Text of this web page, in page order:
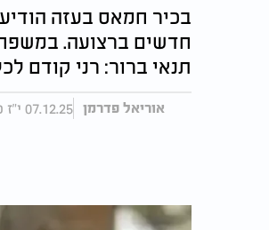
בכיר חמאס בעזה
חדשים ברצועה.
תנאי ברור: רני קודם
אוריאל פדרמן 07.12.25 י"ז כסלו התשפ"ו